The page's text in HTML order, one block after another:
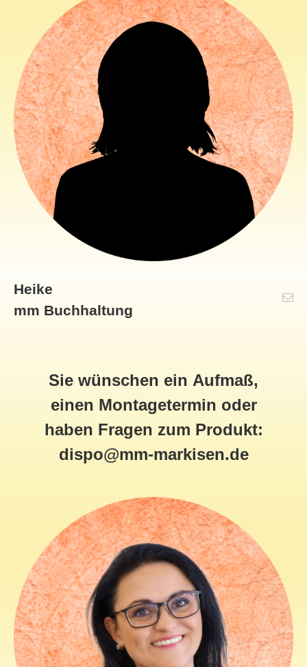
Heike
mm Buchhaltung
Sie wünschen ein Aufmaß,
einen Montagetermin oder
haben Fragen zum Produkt:
dispo@mm-markisen.de